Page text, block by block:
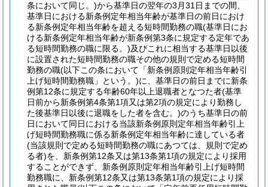
条において同じ。)から基準日の翌年の3月31日までの間、
基準日における新条例定年相当年齢が基準日の前日におけ
る新条例定年相当年齢を超える短時間勤務の職(基準日にお
ける新条例定年相当年齢が新条例第3条に規定する定年であ
る短時間勤務の職に限る。)及びこれに相当する基準日以後
に設置された短時間勤務の職その他の規則で定める短時間
勤務の職(以下この条において「新条例原則定年相当年齢引
上げ短時間勤務職」という。)に、基準日の前日までに新条
例第12条に規定する年齢60年以上退職者となつた者(基準
日前から新条例第4条第1項又は第2項の規定により勤務し
た後基準日以後に退職をした者を含む。)のうち基準日の前
日において同日における当該新条例原則定年相当年齢引上
げ短時間勤務職に係る新条例定年相当年齢に達している者
(当該規則で定める短時間勤務の職にあつては、規則で定め
る者)を、新条例第12条又は第13条第1項の規定により採用
することができず、新条例原則定年相当年齢引上げ短時間
勤務職に、新条例第12条又は第13条第1項の規定により採